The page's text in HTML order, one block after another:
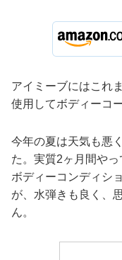
アイミーブにはこれ
使用してボディーコ
今年の夏は天気も悪
た。実質2ヶ月間や
ボディーコンディシ
が、水弾きも良く、
ん。